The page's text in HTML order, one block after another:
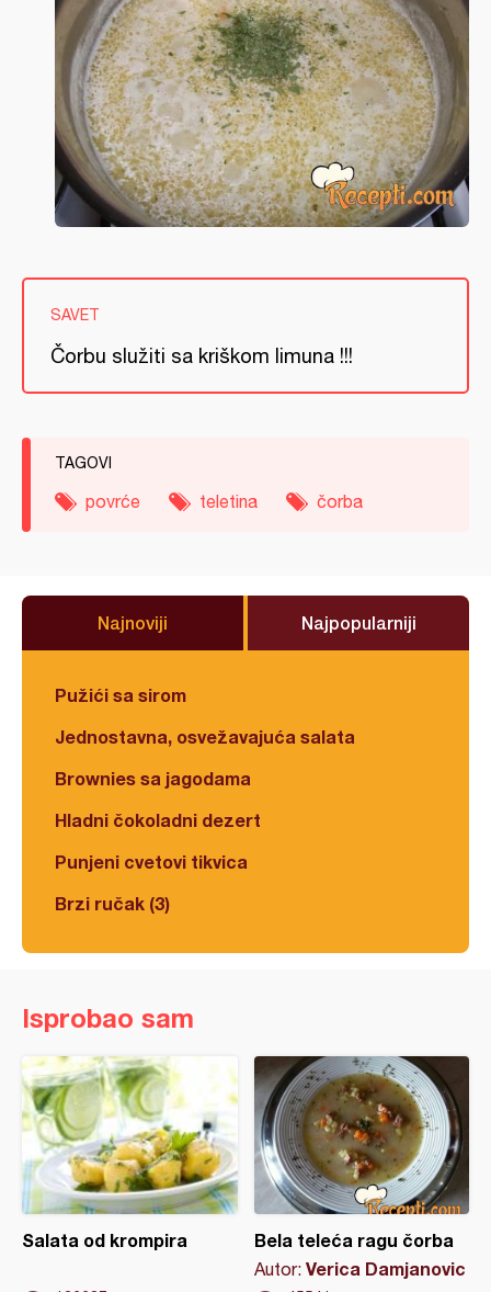
SAVET
Čorbu služiti sa kriškom limuna !!!
TAGOVI
povrće teletina čorba
Najnoviji Najpopularniji
Pužići sa sirom
Jednostavna, osvežavajuća salata
Brownies sa jagodama
Hladni čokoladni dezert
Punjeni cvetovi tikvica
Brzi ručak (3)
Isprobao sam
Salata od krompira Bela teleća ragu čorba
Autor: Verica Damjanovic